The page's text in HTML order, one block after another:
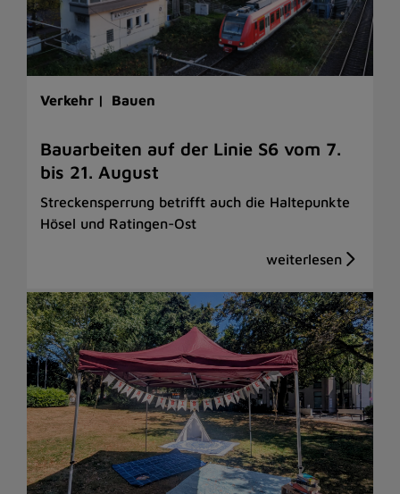
Verkehr | Bauen
Bauarbeiten auf der Linie S6 vom 7.
bis 21. August
Streckensperrung betrifft auch die Haltepunkte
Hösel und Ratingen-Ost